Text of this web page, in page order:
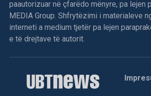
Dje në orët e pasditës, forca të mëdha
policore serbe sulmuan fshatin Vraniq të
njofton KI i Degës së LDK-së në Gjakovë.
Njoftohet se banorët e këtij fshati i bënë
fshatit Mark Tunë Lleshaj (73) dhe Kolë
paautorizuar në çfarëdo mënyre, pa lejen
MEDIA Group. Shfrytëzimi i materialeve
interneti a medium tjetër pa lejen
e të drejtave të autorit.